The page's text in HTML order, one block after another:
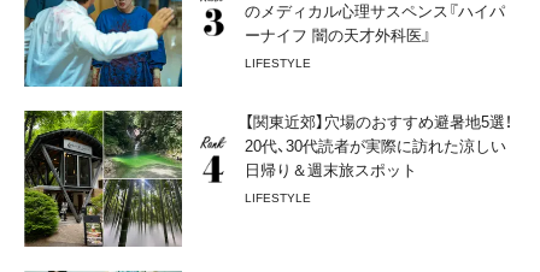
のメディカル心理サスペンス『ハイパ
ーナイフ 闇の天才外科医』
LIFESTYLE
【関東近郊】穴場のおすすめ避暑地5選！
20代、30代読者が実際に訪れた涼しい
日帰り＆週末旅スポット
LIFESTYLE